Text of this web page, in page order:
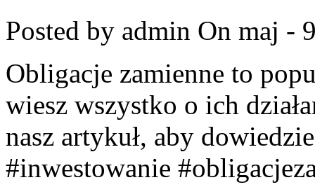
Posted by admin On maj -
Obligacje zamienne to
wiesz wszystko o ich
nasz artykuł, aby
#inwestowanie